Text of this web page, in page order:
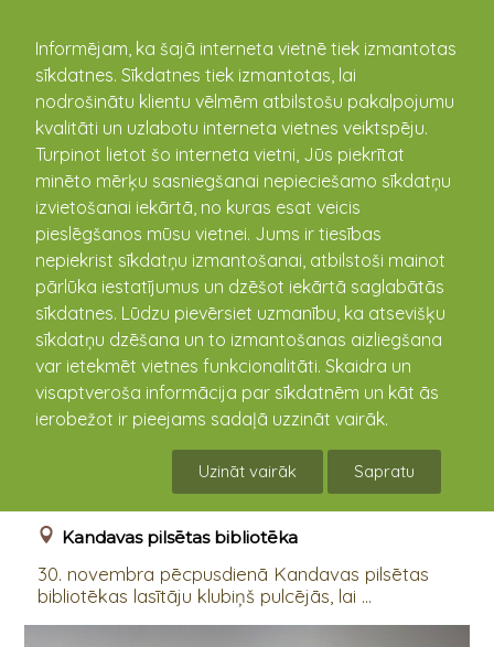
Informējam, ka šajā interneta vietnē tiek izmantotas
sīkdatnes. Sīkdatnes tiek izmantotas, lai
nodrošinātu klientu vēlmēm atbilstošu pakalpojumu
kvalitāti un uzlabotu interneta vietnes veiktspēju.
Turpinot lietot šo interneta vietni, Jūs piekrītat
minēto mērķu sasniegšanai nepieciešamo sīkdatņu
izvietošanai iekārtā, no kuras esat veicis
pieslēgšanos mūsu vietnei. Jums ir tiesības
nepiekrist sīkdatņu izmantošanai, atbilstoši mainot
pārlūka iestatījumus un dzēšot iekārtā saglabātās
sīkdatnes. Lūdzu pievērsiet uzmanību, ka atsevišķu
sīkdatņu dzēšana un to izmantošanas aizliegšana
var ietekmēt vietnes funkcionalitāti. Skaidra un
visaptveroša informācija par sīkdatnēm un kāt ās
ierobežot ir pieejams sadaļā uzzināt vairāk.
Uzināt vairāk Sapratu
kandava.lv
PASĀKUMU
KALENDĀRS
Lasītāju klubiņš tiekas jaunajās bibliotēkas
telpās Andrejdienas pēcpusdienā
Kandavas pilsētas bibliotēka
30. novembra pēcpusdienā Kandavas pilsētas
bibliotēkas lasītāju klubiņš pulcējās, lai ...